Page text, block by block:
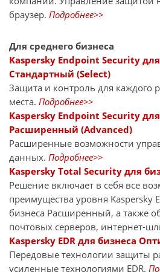
браузер. Подробнее>>
Для среднего бизнеса
Kaspersky Endpoint Security
Стандартный (Select)
Защита и контроль для каждого
места. Подробнее>>
Kaspersky Endpoint Security
Расширенный (Advanced)
Расширенные возможности
данных. Подробнее>>
Kaspersky Total Security для
Решение включает в себя все
преимущества уровня Kaspersky
бизнеса Расширенный, а также
почтовых серверов, интернет-
Kaspersky EDR для бизнеса
Передовые технологии защиты
усиленные технологиями EDR.